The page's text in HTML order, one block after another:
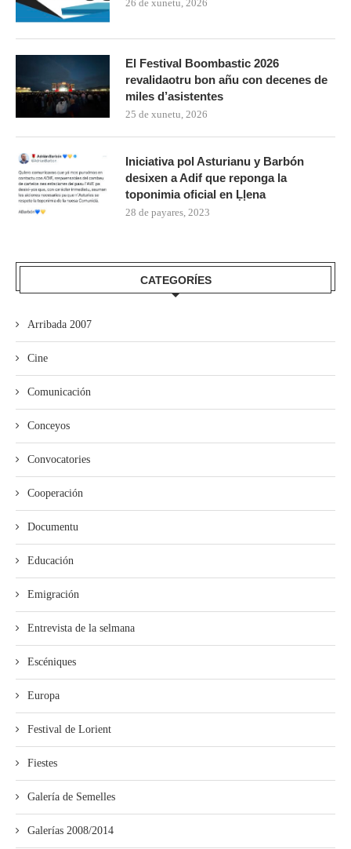
26 de xunetu, 2026
El Festival Boombastic 2026
revalidaotru bon añu con decenes de
miles d’asistentes
25 de xunetu, 2026
Iniciativa pol Asturianu y Barbón
desixen a Adif que reponga la
toponimia oficial en Ḷḷena
28 de payares, 2023
CATEGORÍES
Arribada 2007
Cine
Comunicación
Conceyos
Convocatories
Cooperación
Documentu
Educación
Emigración
Entrevista de la selmana
Escéniques
Europa
Festival de Lorient
Fiestes
Galería de Semelles
Galerías 2008/2014